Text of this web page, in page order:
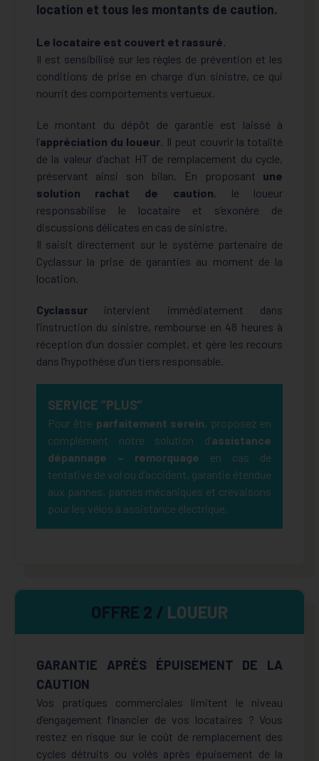
location et tous les montants de caution.
Le locataire est couvert et rassuré.
Il est sensibilisé sur les règles de prévention et les
conditions de prise en charge d’un sinistre, ce qui
nourrit des comportements vertueux.
Le montant du dépôt de garantie est laissé à
l’appréciation du loueur . Il peut couvrir la totalité
de la valeur d’achat HT de remplacement du cycle,
préservant ainsi son bilan. En proposant une
solution rachat de caution, le loueur
responsabilise le locataire et s’exonère de
discussions délicates en cas de sinistre.
Il saisit directement sur le système partenaire de
Cyclassur la prise de garanties au moment de la
location.
Cyclassurintervient immédiatement dans
l’instruction du sinistre, rembourse en 48 heures à
réception d’un dossier complet, et gère les recours
dans l’hypothèse d’un tiers responsable.
SERVICE “PLUS”
Pour être parfaitement serein, proposez en
complément notre solution d’assistance
dépannage – remorquage en cas de
tentative de vol ou d’accident, garantie étendue
aux pannes, pannes mécaniques et crevaisons
pour les vélos à assistance électrique.
OFFRE 2 / LOUEUR
GARANTIE APRÈS ÉPUISEMENT DE LA
CAUTION
Vos pratiques commerciales limitent le niveau
d’engagement financier de vos locataires ? Vous
restez en risque sur le coût de remplacement des
cycles détruits ou volés après épuisement de la